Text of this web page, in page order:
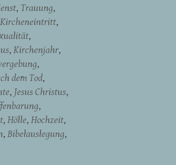
Trauung
Kircheneintritt
Kirchenjahr
dem Tod
Jesus Christus
Hölle Hochzeit
Bibelauslegung